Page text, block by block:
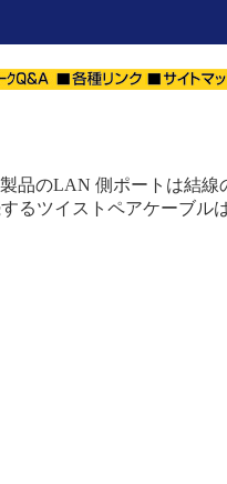
品のLAN 側ポートは結線
るツイストペアケーブル